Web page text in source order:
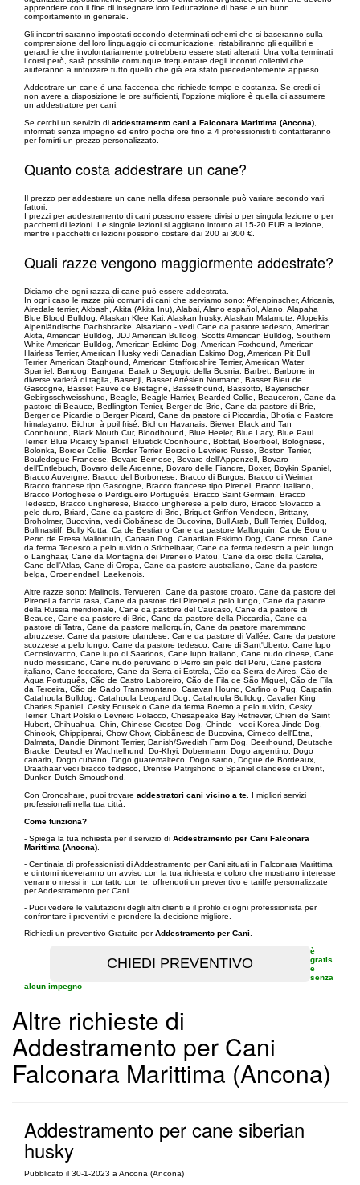
apprendere con il fine di insegnare loro l'educazione di base e un buon
comportamento in generale.
Gli incontri saranno impostati secondo determinati schemi che si baseranno sulla
comprensione del loro linguaggio di comunicazione, ristabiliranno gli equilibri e
gerarchie che involontariamente potrebbero essere stati alterati. Una volta terminati
i corsi però, sarà possibile comunque frequentare degli incontri collettivi che
aiuteranno a rinforzare tutto quello che già era stato precedentemente appreso.
Addestrare un cane è una faccenda che richiede tempo e costanza. Se credi di
non avere a disposizione le ore sufficienti, l'opzione migliore è quella di assumere
un addestratore per cani.
Se cerchi un servizio di addestramento cani a Falconara Marittima (Ancona)
informati senza impegno ed entro poche ore fino a 4 professionisti ti contatteranno
per fornirti un prezzo personalizzato.
Quanto costa addestrare un cane?
Il prezzo per addestrare un cane nella difesa personale può variare secondo vari
fattori.
I prezzi per addestramento di cani possono essere divisi o per singola lezione o per
pacchetti di lezioni. Le singole lezioni si aggirano intorno ai 15-20 EUR a lezione,
mentre i pacchetti di lezioni possono costare dai 200 ai 300 €.
Quali razze vengono maggiormente addestrate?
Diciamo che ogni razza di cane può essere addestrata.
In ogni caso le razze più comuni di cani che serviamo sono: Affenpinscher, Africanis,
Airedale terrier, Akbash, Akita (Akita Inu), Alabai, Alano español, Alano, Alapaha
Blue Blood Bulldog, Alaskan Klee Kai, Alaskan husky, Alaskan Malamute, Alopekis,
Alpenländische Dachsbracke, Alsaziano - vedi Cane da pastore tedesco, American
Akita, American Bulldog, JDJ American Bulldog, Scotts American Bulldog, Southern
White American Bulldog, American Eskimo Dog, American Foxhound, American
Hairless Terrier, American Husky vedi Canadian Eskimo Dog, American Pit Bull
Terrier, American Staghound, American Staffordshire Terrier, American Water
Spaniel, Bandog, Bangara, Barak o Segugio della Bosnia, Barbet, Barbone in
diverse varietà di taglia, Basenji, Basset Artésien Normand, Basset Bleu de
Gascogne, Basset Fauve de Bretagne, Bassethound, Bassotto, Bayerischer
Gebirgsschweisshund, Beagle, Beagle-Harrier, Bearded Collie, Beauceron, Cane da
pastore di Beauce, Bedlington Terrier, Berger de Brie, Cane da pastore di Brie,
Berger de Picardie o Berger Picard, Cane da pastore di Piccardia, Bhotia o Pastore
himalayano, Bichon à poil frisé, Bichon Havanais, Biewer, Black and Tan
Coonhound, Black Mouth Cur, Bloodhound, Blue Heeler, Blue Lacy, Blue Paul
Terrier, Blue Picardy Spaniel, Bluetick Coonhound, Bobtail, Boerboel, Bolognese,
Bolonka, Border Collie, Border Terrier, Borzoi o Levriero Russo, Boston Terrier,
Bouledogue Francese, Bovaro Bernese, Bovaro dell'Appenzell, Bovaro
dell'Entlebuch, Bovaro delle Ardenne, Bovaro delle Fiandre, Boxer, Boykin Spaniel,
Bracco Auvergne, Bracco del Borbonese, Bracco di Burgos, Bracco di Weimar,
Bracco francese tipo Gascogne, Bracco francese tipo Pirenei, Bracco Italiano,
Bracco Portoghese o Perdigueiro Português, Bracco Saint Germain, Bracco
Tedesco, Bracco ungherese, Bracco ungherese a pelo duro, Bracco Slovacco a
pelo duro, Briard, Cane da pastore di Brie, Briquet Griffon Vendeen, Brittany,
Broholmer, Bucovina, vedi Ciobãnesc de Bucovina, Bull Arab, Bull Terrier, Bulldog,
Bullmastiff, Bully Kutta, Ca de Bestiar o Cane da pastore Mallorquin, Ca de Bou o
Perro de Presa Mallorquin, Canaan Dog, Canadian Eskimo Dog, Cane corso, Cane
da ferma Tedesco a pelo ruvido o Stichelhaar, Cane da ferma tedesco a pelo lungo
o Langhaar, Cane da Montagna dei Pirenei o Patou, Cane da orso della Carelia,
Cane dell'Atlas, Cane di Oropa, Cane da pastore australiano, Cane da pastore
belga, Groenendael, Laekenois.
Altre razze sono: Malinois, Tervueren, Cane da pastore croato, Cane da pastore dei
Pirenei a faccia rasa, Cane da pastore dei Pirenei a pelo lungo, Cane da pastore
della Russia meridionale, Cane da pastore del Caucaso, Cane da pastore di
Beauce, Cane da pastore di Brie, Cane da pastore della Piccardia, Cane da
pastore di Tatra, Cane da pastore mallorquín, Cane da pastore maremmano
abruzzese, Cane da pastore olandese, Cane da pastore di Vallée, Cane da pastore
scozzese a pelo lungo, Cane da pastore tedesco, Cane di Sant'Uberto, Cane lupo
Cecoslovacco, Cane lupo di Saarloos, Cane lupo Italiano, Cane nudo cinese, Cane
nudo messicano, Cane nudo peruviano o Perro sin pelo del Peru, Cane pastore
italiano, Cane toccatore, Cane da Serra di Estrela, Cão da Serra de Aires, Cão de
Água Português, Cão de Castro Laboreiro, Cão de Fila de São Miguel, Cão de Fila
da Terceira, Cão de Gado Transmontano, Caravan Hound, Carlino o Pug, Carpatin,
Catahoula Bulldog, Catahoula Leopard Dog, Catahoula Bulldog, Cavalier King
Charles Spaniel, Cesky Fousek o Cane da ferma Boemo a pelo ruvido, Cesky
Terrier, Chart Polski o Levriero Polacco, Chesapeake Bay Retriever, Chien de Saint
Hubert, Chihuahua, Chin, Chinese Crested Dog, Chindo - vedi Korea Jindo Dog,
Chinook, Chippiparai, Chow Chow, Ciobãnesc de Bucovina, Cirneco dell'Etna,
Dalmata, Dandie Dinmont Terrier, Danish/Swedish Farm Dog, Deerhound, Deutsche
Bracke, Deutscher Wachtelhund, Do-Khyi, Dobermann, Dogo argentino, Dogo
canario, Dogo cubano, Dogo guatemalteco, Dogo sardo, Dogue de Bordeaux,
Draathaar vedi bracco tedesco, Drentse Patrijshond o Spaniel olandese di Drent,
Dunker, Dutch Smoushond.
Con Cronoshare, puoi trovare addestratori cani vicino a te . I migliori servizi
professionali nella tua città.
Come funziona?
- Spiega la tua richiesta per il servizio di Addestramento per Cani Falconara
Marittima (Ancona)
- Centinaia di professionisti di Addestramento per Cani situati in Falconara Marittima
e dintorni riceveranno un avviso con la tua richiesta e coloro che mostrano interesse
verranno messi in contatto con te, offrendoti un preventivo e tariffe personalizzate
per Addestramento per Cani.
- Puoi vedere le valutazioni degli altri clienti e il profilo di ogni professionista per
confrontare i preventivi e prendere la decisione migliore.
Richiedi un preventivo Gratuito perAddestramento per Cani
è
gratis
e
senza
alcun impegno
Altre richieste di
Addestramento per Cani
Falconara Marittima (Ancona)
Addestramento per cane siberian
husky
Pubblicato il 30-1-2023 a Ancona (Ancona)